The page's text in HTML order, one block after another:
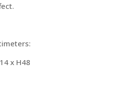
x H48